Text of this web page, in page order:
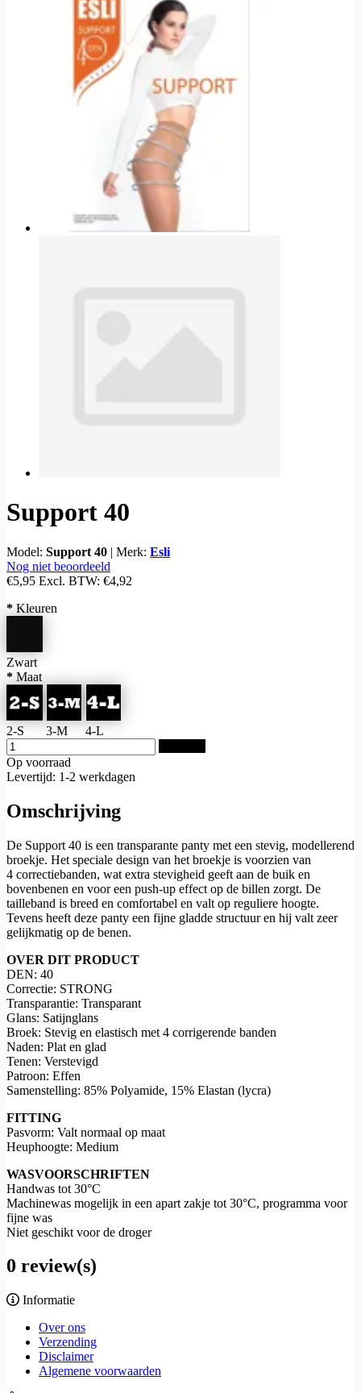
Support 40
Model: Support 40 | Merk: Esli
Nog niet beoordeeld
€5,95 Excl. BTW: €4,92
* Kleuren
Zwart
* Maat
2-S 3-M
4-L
Op voorraad
Levertijd: 1-2 werkdagen
Omschrijving
De Support 40 is een transparante panty met een stevig, modellerend
broekje. Het speciale design van het broekje is voorzien van
4 correctiebanden, wat extra stevigheid geeft aan de buik en
bovenbenen en voor een push-up effect op de billen zorgt. De
tailleband is breed en comfortabel en valt op reguliere hoogte.
Tevens heeft deze panty een fijne gladde structuur en hij valt zeer
gelijkmatig op de benen.
OVER DIT PRODUCT
DEN: 40
Correctie: STRONG
Transparantie: Transparant
Glans: Satijnglans
Broek: Stevig en elastisch met 4 corrigerende banden
Naden: Plat en glad
Tenen: Verstevigd
Patroon: Effen
Samenstelling: 85% Polyamide, 15% Elastan (lycra)
FITTING
Pasvorm: Valt normaal op maat
Heuphoogte: Medium
WASVOORSCHRIFTEN
Handwas tot 30°C
Machinewas mogelijk in een apart zakje tot 30°C, programma voor
fijne was
Niet geschikt voor de droger
0 review(s)
Informatie
Over ons
Verzending
Disclaimer
Algemene voorwaarden